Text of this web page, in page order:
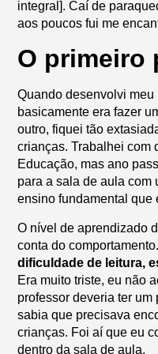
integral]. Caí de
aos poucos fui me
O primeiro
Quando desenvolvi
basicamente era fazer
outro, fiquei tão
crianças. Trabalhei com
Educação, mas ano
para a sala de aula com
ensino fundamental que
O nível de aprendizado
conta do comportamento.
dificuldade de leitura,
Era muito triste, eu não
professor deveria ter
sabia que precisava
crianças. Foi aí que eu
dentro da sala de aula.